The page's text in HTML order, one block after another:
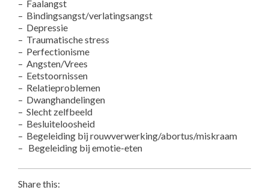
– Faalangst
– Bindingsangst/verlatingsangst
– Depressie
– Traumatische stress
– Perfectionisme
– Angsten/Vrees
– Eetstoornissen
– Relatieproblemen
– Dwanghandelingen
– Slecht zelfbeeld
– Besluiteloosheid
– Begeleiding bij rouwverwerking/abortus/miskraam
– Begeleiding bij emotie-eten
Share this: